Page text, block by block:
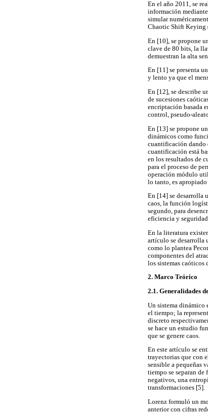
En el año 2011, se
información
simular
Chaotic Shift Keying
En [10], se propone
clave de 80 bits, la
demuestran la alta
En [11] se presenta
y lento ya que el
En [12], se describe
de sucesiones
encriptación basada
control, pseudo-
En [13] se propone
dinámicos como
cuantificación dando
cuantificación está
en los resultados de
para el proceso de
operación módulo
lo tanto, es
En [14] se desarrolla
caos, la función
segundo, para
eficiencia y
En la literatura
artículo se desarrolla
como lo plantea
componentes del
los sistemas caóticos
2. Marco Teórico
2.1. Generalidades
Un sistema dinámico
el tiempo; la
discreto
se hace un estudio
que se genere caos.
En este artículo se
trayectorias que con
sensible a pequeñas
tiempo se separan
negativos, una
transformaciones [5].
Lorenz formuló un
anterior con cifras